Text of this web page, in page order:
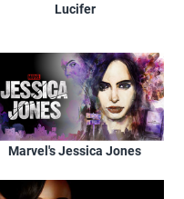
Lucifer
Marvel's Jessica Jones